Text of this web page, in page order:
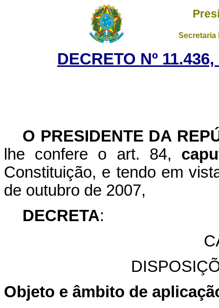
DECRETO Nº
O PRESIDENTE DA
lhe confere o art. 84,
Constituição, e tendo em
de outubro de 2007,
DECRETA:
Objeto e âmbito de